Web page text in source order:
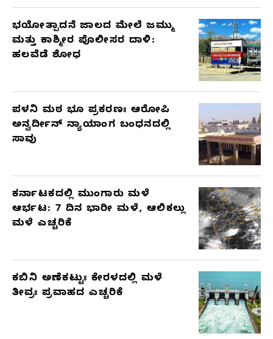
ಭಯೋತ್ಪಾದನೆ ಜಾಲದ ಮೇಲೆ ಜಮ್ಮು
ಮತ್ತು ಕಾಶ್ಮೀರ ಪೊಲೀಸರ ದಾಳಿ:
ಹಲವೆಡೆ ಶೋಧ
ಪಳನಿ ಮಠ ಭೂ ಪ್ರಕರಣಃ ಆರೋಪಿ
ಅನ್ವರ್ದೀನ್ ನ್ಯಾಯಾಂಗ ಬಂಧನದಲ್ಲಿ
ಸಾವು
ಕರ್ನಾಟಕದಲ್ಲಿ ಮುಂಗಾರು ಮಳೆ
ಆರ್ಭಟ: 7 ದಿನ ಭಾರೀ ಮಳೆ, ಆಲಿಕಲ್ಲು
ಮಳೆ ಎಚ್ಚರಿಕೆ
ಕಬಿನಿ ಅಣೆಕಟ್ಟುಃ ಕೇರಳದಲ್ಲಿ ಮಳೆ
ತೀವ್ರಃ ಪ್ರವಾಹದ ಎಚ್ಚರಿಕೆ